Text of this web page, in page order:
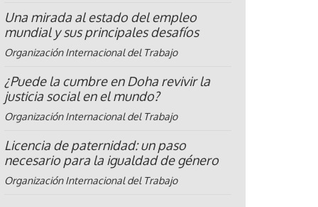
Una mirada al estado del empleo
mundial y sus principales desafíos
Organización Internacional del Trabajo
¿Puede la cumbre en Doha revivir la
justicia social en el mundo?
Organización Internacional del Trabajo
Licencia de paternidad: un paso
necesario para la igualdad de género
Organización Internacional del Trabajo